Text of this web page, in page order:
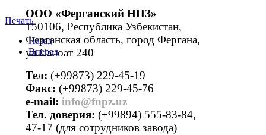
Печать
Назад
Вперед
ООО «Ферганский НПЗ»
150106, Республика Узбекистан,
Ферганская область, город Фергана,
ул.Саноат 240
Тел: (+99873) 229-45-19
Факс: (+99873) 229-45-76
е-mail: info@fnpz.uz
Тел. доверия: (+99894) 555-83-84,
47-17 (для сотрудников завода)